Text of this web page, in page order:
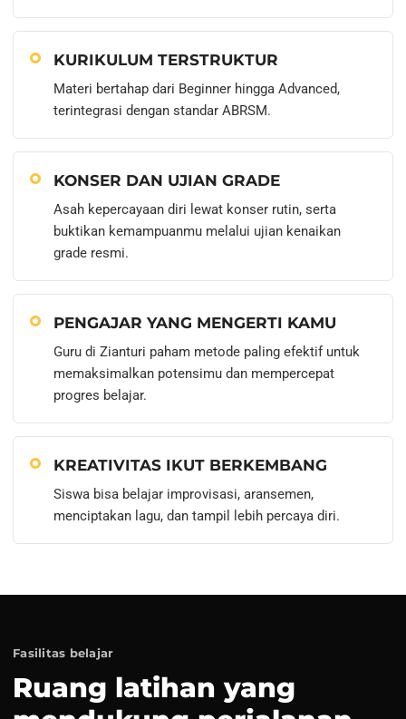
KURIKULUM TERSTRUKTUR
Materi bertahap dari Beginner hingga Advanced,
terintegrasi dengan standar ABRSM.
KONSER DAN UJIAN GRADE
Asah kepercayaan diri lewat konser rutin, serta
buktikan kemampuanmu melalui ujian kenaikan
grade resmi.
PENGAJAR YANG MENGERTI KAMU
Guru di Zianturi paham metode paling efektif untuk
memaksimalkan potensimu dan mempercepat
progres belajar.
KREATIVITAS IKUT BERKEMBANG
Siswa bisa belajar improvisasi, aransemen,
menciptakan lagu, dan tampil lebih percaya diri.
Fasilitas belajar
Ruang latihan yang